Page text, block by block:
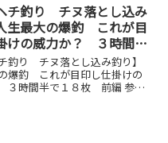
チ釣り チヌ落とし込み
生最大の爆釣 これが目
けの威力か？ ３時間半
前編
釣り チヌ落とし込み釣り】
爆釣 これが目印し仕掛けの
３時間半で１８枚 前編 参考